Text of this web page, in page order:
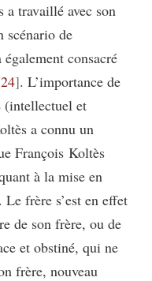
travaillé avec son
scénario de
consacré
24 . L’importance de
(intellectuel et
a connu un
François Koltès
à la mise en
. Le frère s’est en effet
de son frère, ou de
et obstiné, qui ne
frère, nouveau